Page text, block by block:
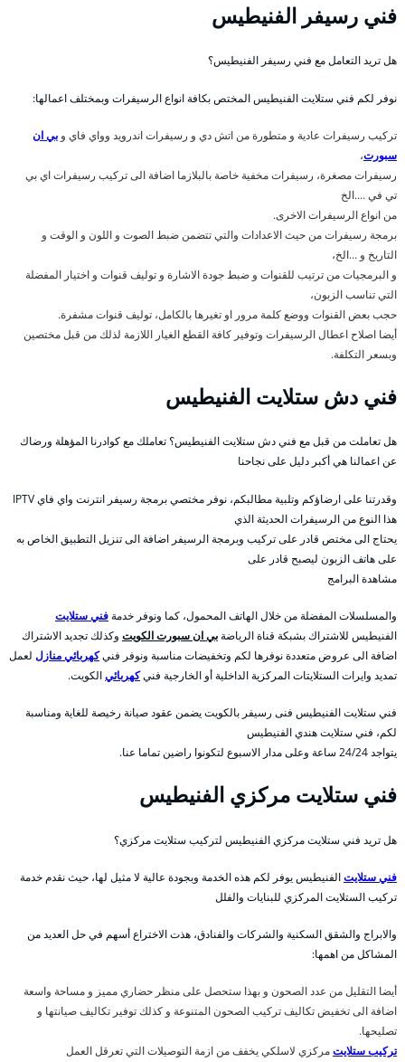
فني رسيفر الفنيطيس
هل تريد التعامل مع فني رسيفر الفنيطيس؟
نوفر لكم فني ستلايت الفنيطيس المختص بكافة انواع الرسيفرات وبمختلف اعمالها:
تركيب رسيفرات عادية و متطورة من اتش دي و رسيفرات اندرويد وواي فاي و بي ان
سبورت،
رسيفرات مصغرة، رسيفرات مخفية خاصة بالبلازما اضافة الى تركيب رسيفرات اي بي
تي في ….الخ
من انواع الرسيفرات الاخرى.
برمجة رسيفرات من حيث الاعدادات والتي تتضمن ضبط الصوت و اللون و الوقت و
التاريخ و …الخ،
و البرمجيات من ترتيب للقنوات و ضبط جودة الاشارة و توليف قنوات و اختيار المفضلة
التي تناسب الزبون،
حجب بعض القنوات ووضع كلمة مرور او تغيرها بالكامل، توليف قنوات مشفرة.
أيضا اصلاح اعطال الرسيفرات وتوفير كافة القطع الغيار اللازمة لذلك من قبل مختصين
وبسعر التكلفة.
فني دش ستلايت الفنيطيس
هل تعاملت من قبل مع فني دش ستلايت الفنيطيس؟ تعاملك مع كوادرنا المؤهلة ورضاك
عن اعمالنا هي أكبر دليل على نجاحنا
وقدرتنا على ارضاؤكم وتلبية مطالبكم، نوفر مختصي برمجة رسيفر انترنت واي فاي IPTV
هذا النوع من الرسيفرات الحديثة الذي
يحتاج الى مختص قادر على تركيب وبرمجة الرسيفر اضافة الى تنزيل التطبيق الخاص به
على هاتف الزبون ليصبح قادر على
مشاهدة البرامج
والمسلسلات المفضلة من خلال الهاتف المحمول، كما ونوفر خدمةفني ستلايت
الفنيطيس للاشتراك بشبكة قناة الرياضةبي ان سبورت الكويت وكذلك تجديد الاشتراك
اضافة الى عروض متعددة نوفرها لكم وتخفيضات مناسبة ونوفر فنيكهربائي منازل لعمل
تمديد وايرات الستلايتات المركزية الداخلية أو الخارجية فنيكهربائيالكويت.
فني ستلايت الفنيطيس فنى رسيفر بالكويت يضمن عقود صيانة رخيصة للغاية ومناسبة
لكم، فني ستلايت هندي الفنيطيس
يتواجد 24/24 ساعة وعلى مدار الاسبوع لتكونوا راضين تماما عنا.
فني ستلايت مركزي الفنيطيس
هل تريد فني ستلايت مركزي الفنيطيس لتركيب ستلايت مركزي؟
فني ستلايتالفنيطيس يوفر لكم هذه الخدمة وبجودة عالية لا مثيل لها، حيث نقدم خدمة
تركيب الستلايت المركزي للبنايات والفلل
والابراج والشقق السكنية والشركات والفنادق، هذت الاختراع أسهم في حل العديد من
المشاكل من اهمها:
أيضا التقليل من عدد الصحون و بهذا ستحصل على منظر حضاري مميز و مساحة واسعة
اضافة الى تخفيض تكاليف تركيب الصحون المتنوعة و كذلك توفير تكاليف صيانتها و
تصليحها.
تركيب ستلايتمركزي لاسلكي يخفف من ازمة التوصيلات التي تعرقل العمل